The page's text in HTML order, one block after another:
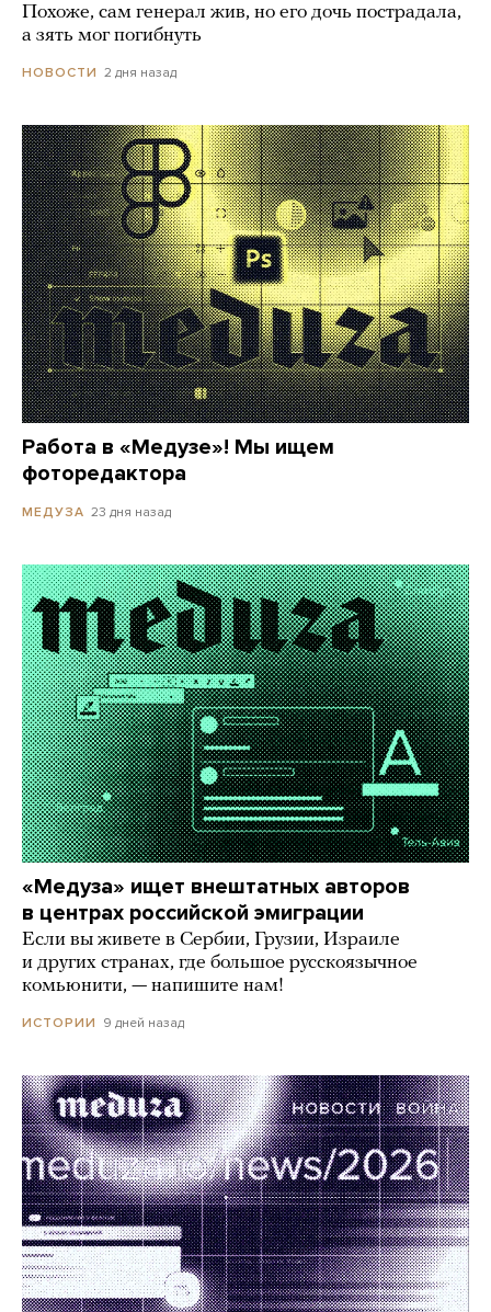
Похоже, сам генерал жив, но его дочь пострадала,
а зять мог погибнуть
НОВОСТИ 2 дня назад
Работа в «Медузе»! Мы ищем
фоторедактора
МЕДУЗА 23 дня назад
«Медуза» ищет внештатных авторов
в центрах российской эмиграции
Если вы живете в Сербии, Грузии, Израиле
и других странах, где большое русскоязычное
комьюнити, — напишите нам!
ИСТОРИИ 9 дней назад